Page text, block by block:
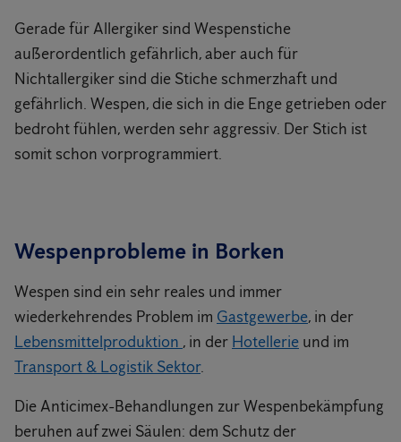
Gerade für Allergiker sind Wespenstiche
außerordentlich gefährlich, aber auch für
Nichtallergiker sind die Stiche schmerzhaft und
gefährlich. Wespen, die sich in die Enge getrieben oder
bedroht fühlen, werden sehr aggressiv. Der Stich ist
somit schon vorprogrammiert.
Wespenprobleme in Borken
Wespen sind ein sehr reales und immer
wiederkehrendes Problem im Gastgewerbe, in der
Lebensmittelproduktion , in der Hotellerie und im
Transport & Logistik Sektor.
Die Anticimex-Behandlungen zur Wespenbekämpfung
beruhen auf zwei Säulen: dem Schutz der